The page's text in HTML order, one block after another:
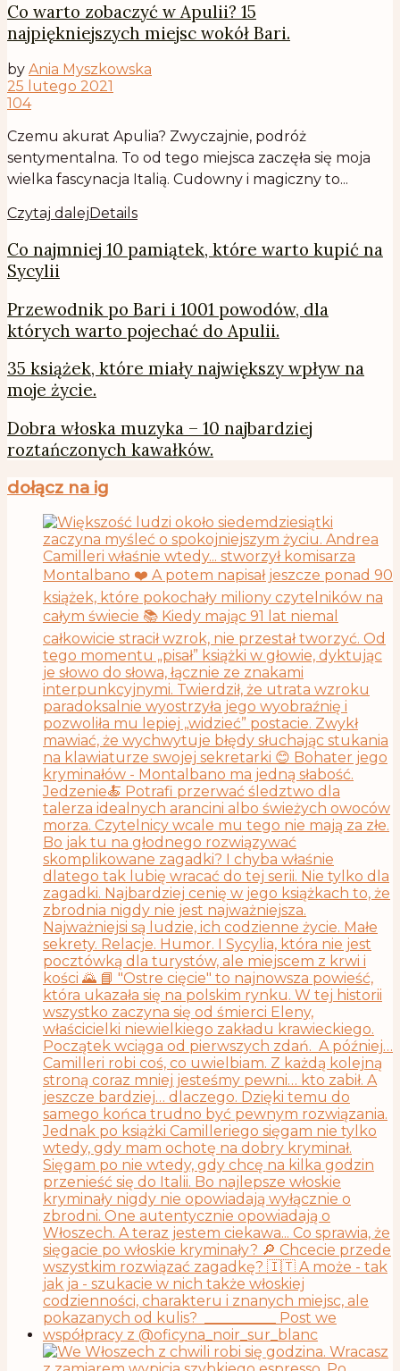
Co warto zobaczyć w Apulii? 15
najpiękniejszych miejsc wokół Bari.
by Ania Myszkowska
25 lutego 2021
104
Czemu akurat Apulia? Zwyczajnie, podróż
sentymentalna. To od tego miejsca zaczęła się moja
wielka fascynacja Italią. Cudowny i magiczny to...
Czytaj dalejDetails
Co najmniej 10 pamiątek, które warto kupić na
Sycylii
Przewodnik po Bari i 1001 powodów, dla
których warto pojechać do Apulii.
35 książek, które miały największy wpływ na
moje życie.
Dobra włoska muzyka – 10 najbardziej
roztańczonych kawałków.
dołącz na ig